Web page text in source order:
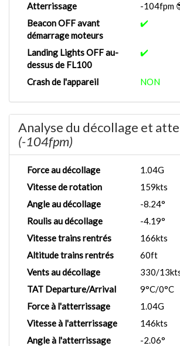
Atterrissage
-104fpm
Beacon OFF avant
démarrage moteurs
✔️
Landing Lights OFF au-
dessus de FL100
✔️
Crash de l'appareil NON
Analyse du décollage et
(-104fpm)
Force au décollage
1.04G
Vitesse de rotation
159kts
Angle au décollage
-8.24°
Roulis au décollage
-4.19°
Vitesse trains rentrés
166kts
Altitude trains rentrés
60ft
Vents au décollage
330/
TAT Departure/Arrival
9°C/0°C
Force à l'atterrissage
1.04G
Vitesse à l'atterrissage
146kts
Angle à l'atterrissage
-2.06°